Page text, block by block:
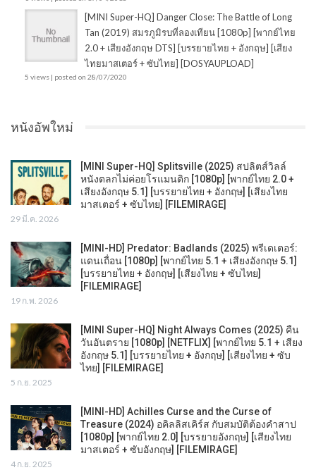
[MINI Super-HQ] Danger Close: The Battle of Long
Tan (2019) สมรภูมิรบที่ลองเทียน [1080p] [พากย์ไทย
2.0 + เสียงอังกฤษ DTS] [บรรยายไทย + อังกฤษ] [เสียง
ไทยมาสเตอร์ + ซับไทย] [DOSYAUPLOAD]
5 views | posted on 28/07/2020
หนังอัพใหม่
[MINI Super-HQ] Splitsville (2025) สปลิตส์วิลล์
หนังตลกไม่ค่อยโรแมนติก [1080p] [พากย์ไทย 2.0 +
เสียงอังกฤษ 5.1] [บรรยายไทย + อังกฤษ] [เสียงไทย
มาสเตอร์ + ซับไทย] [FILEMIRAGE]
29 มี.ค. 2026
[MINI-HD] Predator: Badlands (2025) พรีเดเตอร์:
แดนเถื่อน [1080p] [พากย์ไทย 5.1 + เสียงอังกฤษ 5.1]
[บรรยายไทย + อังกฤษ] [เสียงไทย + ซับไทย]
[FILEMIRAGE]
19 ก.พ. 2026
[MINI Super-HQ] Night Always Comes (2025) คืน
วันอันตราย [1080p] [NETFLIX] [พากย์ไทย 5.1 + เสียง
อังกฤษ 5.1] [บรรยายไทย + อังกฤษ] [เสียงไทย + ซับ
ไทย] [FILEMIRAGE]
5 ก.ย. 2025
[MINI-HD] Achilles Curse and the Curse of
Treasure (2024) อคิลลิสเคิร์ส กับสมบัติต้องคำสาป
[1080p] [พากย์ไทย 2.0] [บรรยายอังกฤษ] [เสียงไทย
มาสเตอร์ + ซับอังกฤษ] [FILEMIRAGE]
4 ก.ย. 2025